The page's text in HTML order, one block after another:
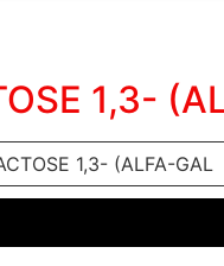
1,3-
1,3- (ALFA-GAL